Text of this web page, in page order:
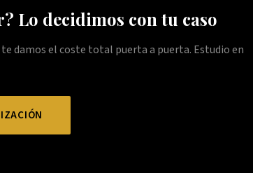
Lo decidimos con tu caso
damos el coste total puerta a puerta. Estudio en